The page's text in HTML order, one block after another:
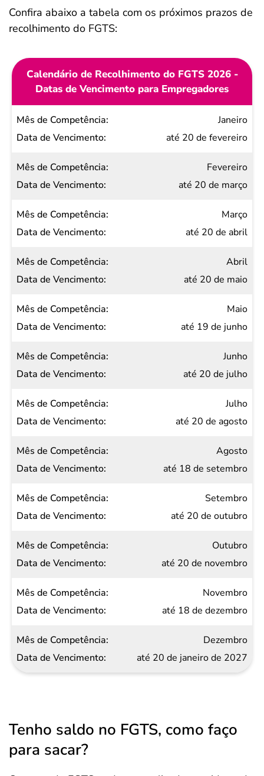
Confira abaixo a tabela com os próximos prazos de
recolhimento do FGTS:
Calendário de Recolhimento do FGTS 2026 -
Datas de Vencimento para Empregadores
Mês de
Competência
Vencimento
Janeiro
até 20 de fevereiro
Fevereiro
até 20 de março
Março
até 20 de abril
Abril
até 20 de maio
Maio
até 19 de junho
Junho
até 20 de julho
Julho
até 20 de agosto
Agosto
até 18 de setembro
Setembro
até 20 de outubro
Outubro
até 20 de novembro
Novembro
até 18 de dezembro
Dezembro
até 20 de janeiro de 2027
Tenho saldo no FGTS, como faço
para sacar?